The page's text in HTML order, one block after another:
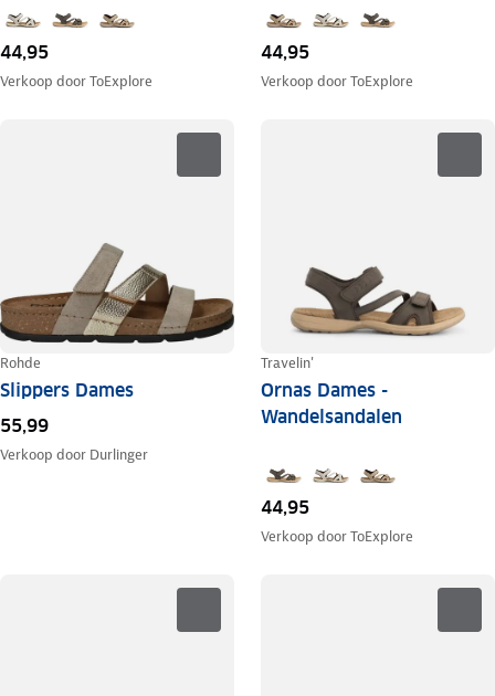
44,95
Verkoop doorToExplore
44,95
Verkoop doorToExplore
Rohde
Slippers Dames
55,99
Verkoop door Durlinger
Travelin'
Ornas Dames -
Wandelsandalen
44,95
Verkoop doorToExplore